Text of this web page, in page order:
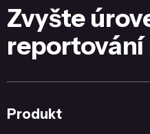
Zvyšte
Produkt